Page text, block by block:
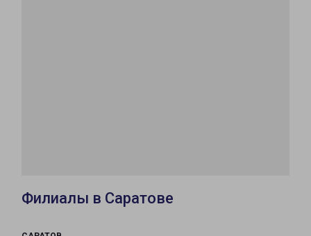
Филиалы в Саратове